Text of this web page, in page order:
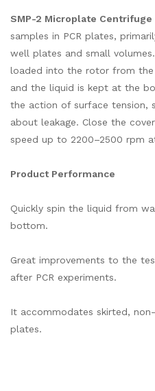
SMP-2 Microplate Centrifuge
samples in PCR plates,
well plates and small
loaded into the rotor from
and the liquid is kept at the
the action of surface tension,
about leakage. Close the
speed up to 2200–2500 rpm
Product Performance
Quickly spin the liquid from
bottom.
Great improvements to the
after PCR experiments.
It accommodates skirted,
plates.